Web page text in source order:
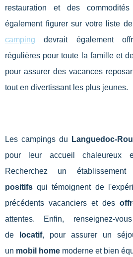
restauration et des
également figurer sur votre liste
camping devrait également
régulières pour toute la famille et
pour assurer des vacances
tout en divertissant les plus jeunes.
Les campings du Languedoc-
pour leur accueil chaleureux
Recherchez un
positifs qui témoignent de
précédents vacanciers et des
attentes. Enfin, renseignez-
de
locatif, pour assurer un
un mobil home moderne et bien